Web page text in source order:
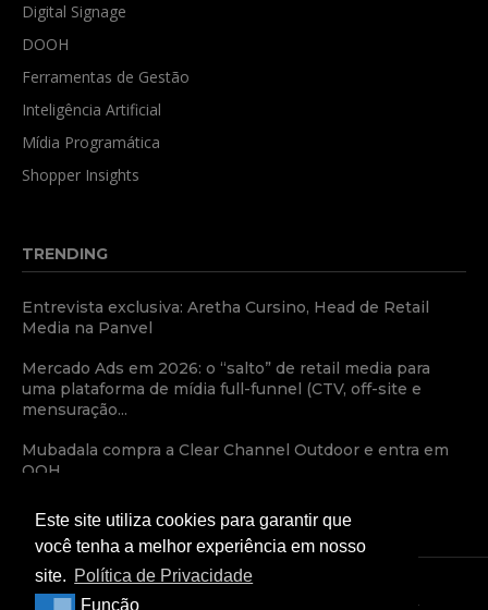
Digital Signage
DOOH
Ferramentas de Gestão
Inteligência Artificial
Mídia Programática
Shopper Insights
TRENDING
Entrevista exclusiva: Aretha Cursino, Head de Retail
Media na Panvel
Mercado Ads em 2026: o “salto” de retail media para
uma plataforma de mídia full-funnel (CTV, off-site e
mensuração...
Mubadala compra a Clear Channel Outdoor e entra em
OOH
Este site utiliza cookies para garantir que
você tenha a melhor experiência em nosso
site. Política de Privacidade
Função